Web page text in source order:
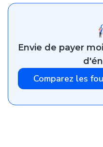
Envie de payer
Comparez les